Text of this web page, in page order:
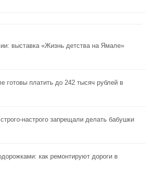
выставка «Жизнь детства на Ямале»
готовы платить до 242 тысяч рублей в
настрого запрещали делать бабушки
как ремонтируют дороги в